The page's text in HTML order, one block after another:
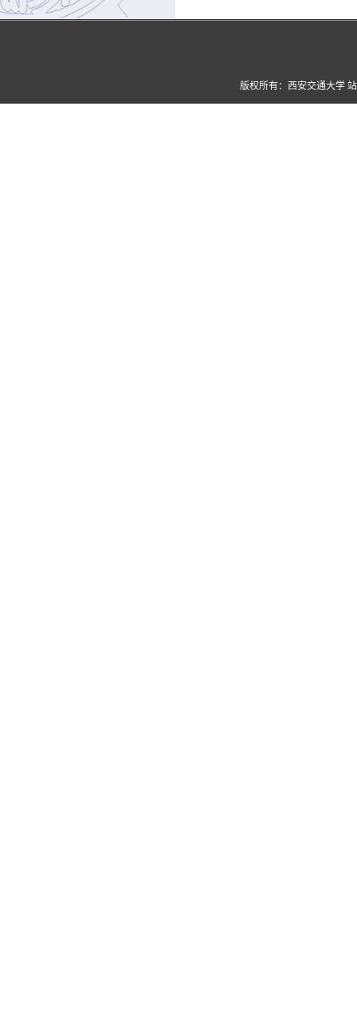
版权所有：西安交通大学